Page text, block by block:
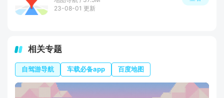
23-08-01 更新
相关专题
自驾游导航 车载必备app 百度地图